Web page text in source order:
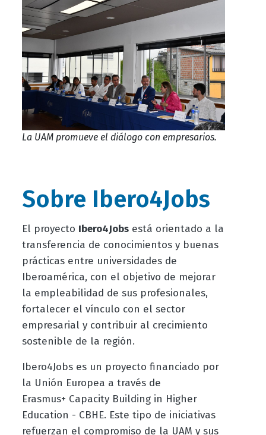
La UAM promueve el diálogo con empresarios.
Sobre Ibero4Jobs
El proyecto Ibero4Jobsestá orientado a la
transferencia de conocimientos y buenas
prácticas entre universidades de
Iberoamérica, con el objetivo de mejorar
la empleabilidad de sus profesionales,
fortalecer el vínculo con el sector
empresarial y contribuir al crecimiento
sostenible de la región.
Ibero4Jobs es un proyecto financiado por
la Unión Europea a través de
Erasmus+ Capacity Building in Higher
Education - CBHE. Este tipo de iniciativas
refuerzan el compromiso de la UAM y sus